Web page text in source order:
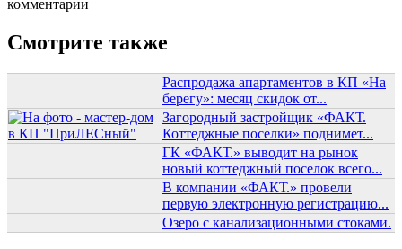
комментарии
Смотрите также
Распродажа апартаментов в КП «На
берегу»: месяц скидок от...
Загородный застройщик «ФАКТ.
Коттеджные поселки» поднимет...
ГК «ФАКТ.» выводит на рынок
новый коттеджный поселок всего...
В компании «ФАКТ.» провели
первую электронную регистрацию...
Озеро с канализационными стоками.